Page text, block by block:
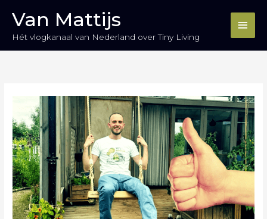
naar
inhoud
Van Mattijs
Hét vlogkanaal van Nederland over Tiny Living